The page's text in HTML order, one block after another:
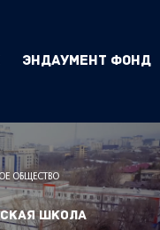
Эндаумент Фонд
ОБЩЕСТВО
школа